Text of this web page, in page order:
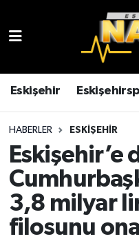
Eskişehir
HABERLER ESKIŞEHIR
Eskişehir’e
3,8 milyar
filosunu
Çevre
Eğitim
Ekonomi
Eskişehir
Eskişehir Hava
Eskişehir Trafik
TFF 3.Lig 4.Grup
Tüm Manşetler
Son Dakika
Haber Arşivi